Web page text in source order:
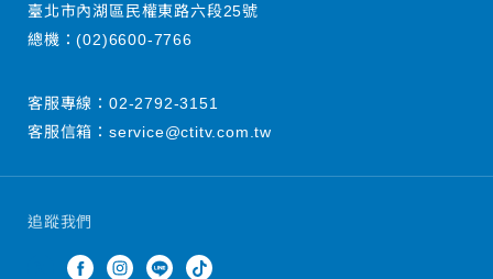
追蹤我們
臺北市內湖區民權東路六段25號
總機：(02)6600-7766
客服專線： 02-2792-3151
客服信箱： service@ctitv.com.tw